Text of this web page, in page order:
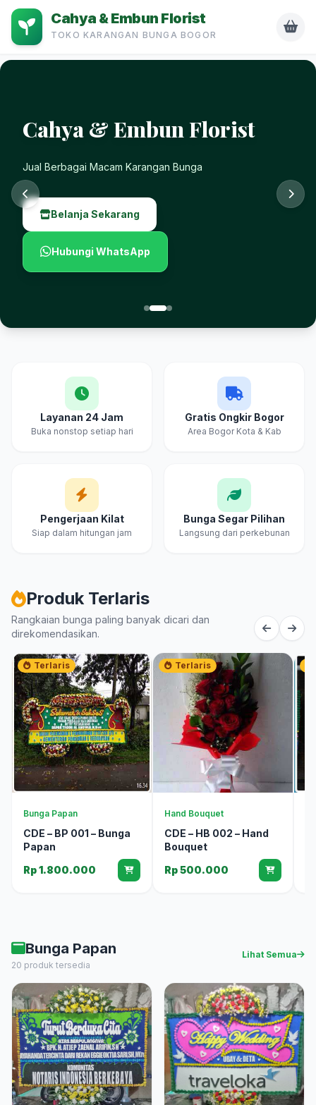
Cahya & Embun Florist
TOKO KARANGAN BUNGA BOGOR
Cahya & Embun Florist
Jual Berbagai Macam Karangan Bunga
Belanja Sekarang
Hubungi WhatsApp
Layanan 24 Jam
Buka nonstop setiap hari
Gratis Ongkir Bogor
Area Bogor Kota & Kab
Pengerjaan Kilat
Siap dalam hitungan jam
Bunga Segar Pilihan
Langsung dari perkebunan
Produk Terlaris
Rangkaian bunga paling banyak dicari dan
direkomendasikan.
Terlaris
Bunga Papan
CDE – BP 001 – Bunga
Papan
Rp 1.800.000
Terlaris
Hand Bouquet
CDE – HB 002 – Hand
Bouquet
Rp 500.000
Bunga Papan
20 produk tersedia
Lihat Semua